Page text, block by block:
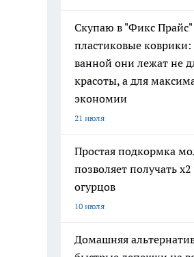
Скупаю в "Фикс Прайс"
пластиковые коврики:
ванной они лежат не
красоты, а для
экономии
21 июля
Простая подкормка
позволяет получать
огурцов
10 июля
Домашняя